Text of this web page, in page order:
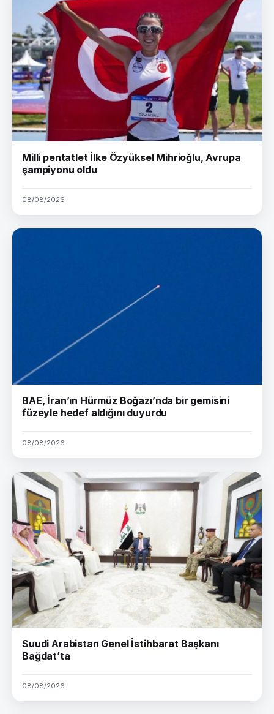
Milli pentatlet İlke Özyüksel Mihrioğlu, Avrupa
şampiyonu oldu
08/08/2026
BAE, İran’ın Hürmüz Boğazı’nda bir gemisini
füzeyle hedef aldığını duyurdu
08/08/2026
Suudi Arabistan Genel İstihbarat Başkanı
Bağdat’ta
08/08/2026